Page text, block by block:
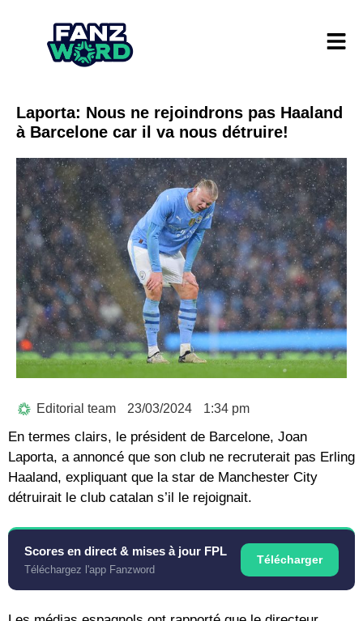
Laporta: Nous ne rejoindrons pas Haaland
à Barcelone car il va nous détruire!
Editorial team 23/03/2024 1:34 pm
En termes clairs, le président de Barcelone, Joan
Laporta, a annoncé que son club ne recruterait pas Erling
Haaland, expliquant que la star de Manchester City
détruirait le club catalan s’il le rejoignait.
Scores en direct & mises à jour FPL
Téléchargez l'app Fanzword
Télécharger